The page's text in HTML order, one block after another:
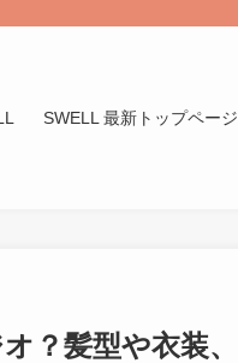
SWELL 最新トップページ
？髪型や衣装、